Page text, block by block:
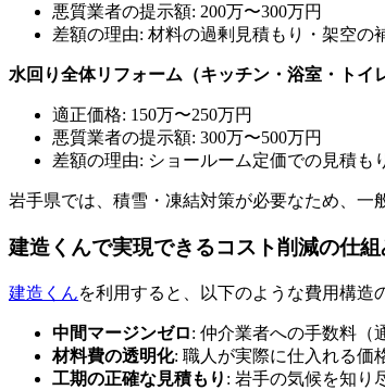
悪質業者の提示額: 200万〜300万円
差額の理由: 材料の過剰見積もり・架空の
水回り全体リフォーム（キッチン・浴室・トイ
適正価格: 150万〜250万円
悪質業者の提示額: 300万〜500万円
差額の理由: ショールーム定価での見積も
岩手県では、積雪・凍結対策が必要なため、一
建造くんで実現できるコスト削減の仕組
建造くんを利用すると、以下のような費用構造
中間マージンゼロ: 仲介業者への手数料（
材料費の透明化: 職人が実際に仕入れる価
工期の正確な見積もり : 岩手の気候を知り